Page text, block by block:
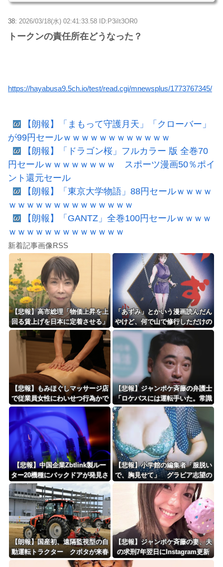
38: 2026/03/18(水) 02:41:33.58 ID:P3iIt3OR0
トークンの責任所在どうなった？
https://hayabusa9.5ch.io/test/read.cgi/mnewsplus/1773767345/
【朗報】「まもって守護月天」「クローバー」
が99円セールｗｗｗｗｗｗｗｗｗｗｗｗ
【朗報】「ドラゴン桜」フルカラー 版 全巻70
円セールｗｗｗｗｗｗｗｗ スポーツ漫画50％ポイ
ント還元セール
【朗報】「東京大学物語」88円セールｗｗｗｗ
ｗｗｗｗｗｗｗｗｗｗｗｗｗｗ
【朗報】「GANTZ」全巻100円セールｗｗｗｗ
ｗｗｗｗｗｗｗｗｗｗｗｗｗ
新着記事画像RSS
【悲報】高市総理「物価上昇を上
回る賃上げを日本に定着させる」
→国家公務員月給3.51％増へ 地
方公務員も追随する見通し
「あずみ」とかいう漫画読んだん
やけど、何で山で修行しただけの
子供達があんなに強いんや
【悲報】もみほぐしマッサージ店
で従業員女性にわいせつ行為かで
男を逮捕ｗｗｗｗｗｗｗｗｗ
【悲報】ジャンポケ斉藤の弁護士
「ロケバスには運転手いた。常識
的に考えてフ●ラさせるわけない
でしょ」
【悲報】中国企業Zbtlink製ルー
ター20機種にバックドアが発見さ
れるｗｗｗｗｗｗｗｗｗ
【悲報】小学館の編集者「服脱い
で、胸見せて」 グラビア志望の
女性に迫った過激要求
【朗報】国産初、遠隔監視型の自
動運転トラクター クボタが来春
に発売！！！
【悲報】ジャンポケ斉藤の妻、夫
の求刑7年翌日にInstagram更新
「楽しすぎた」